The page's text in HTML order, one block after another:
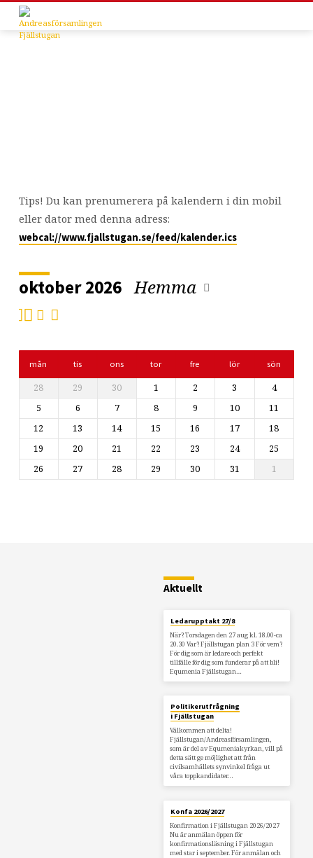
Kalender
Tips! Du kan prenumerera på kalendern i din mobil
eller dator med denna adress:
webcal://www.fjallstugan.se/feed/kalender.ics
oktober 2026 Hemma
mån tis ons tor fre lör sön
28 29 30 1 2 3
4
5
6 7 8 9 10
11
12
13 14 15 16 17
18
19
20 21 22 23 24
25
26
27 28 29 30 31 1
Aktuellt
Ledarupptakt 27/8
När? Torsdagen den 27 aug kl. 18.00-ca
20.30 Var? Fjällstugan plan 3 För vem?
För dig som är ledare och perfekt
tillfälle för dig som funderar på att bli!
Equmenia Fjällstugan…
Politikerutfrågning
i Fjällstugan
Välkommen att delta!
Fjällstugan/Andreasförsamlingen,
som är del av Equmeniakyrkan, vill på
detta sätt ge möjlighet att från
civilsamhällets synvinkel fråga ut
våra toppkandidater…
Konfa 2026/2027
Konfirmation i Fjällstugan 2026/2027
Nu är anmälan öppen för
konfirmationsläsning i Fjällstugan
med star i september. För anmälan och